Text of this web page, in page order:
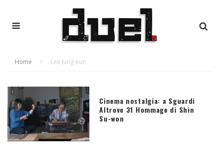
Home Lee Jung-eun
Cinema nostalgia: a Sguardi
Altrove 31 Hommage di Shin
Su-won